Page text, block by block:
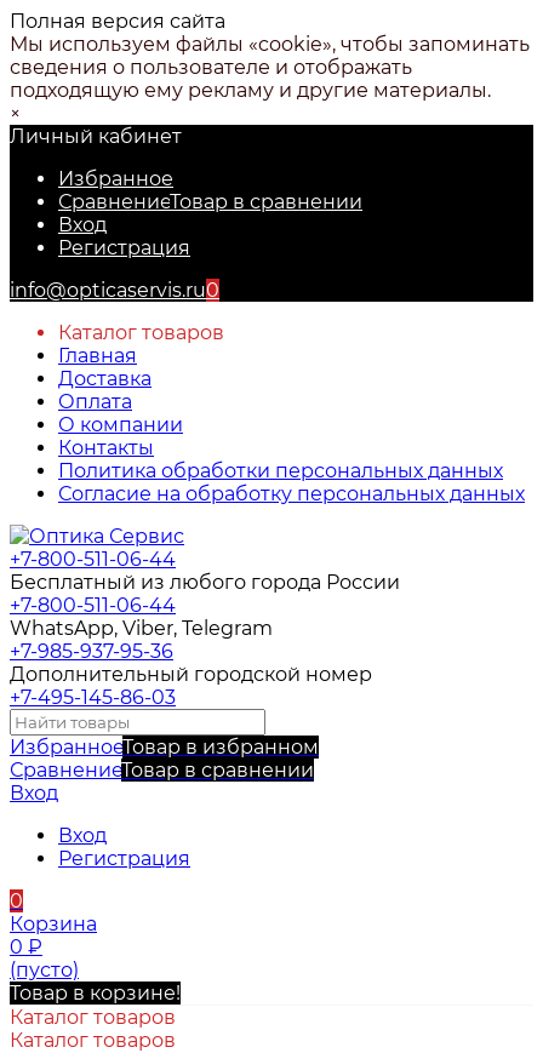
Полная версия сайта
Мы используем файлы «cookie», чтобы запоминать
сведения о пользователе и отображать
подходящую ему рекламу и другие материалы.
×
Личный кабинет
Избранное
СравнениеТовар в сравнении
Вход
Регистрация
info@opticaservis.ru0
Каталог товаров
Главная
Доставка
Оплата
О компании
Контакты
Политика обработки персональных данных
Согласие на обработку персональных данных
+7-800-511-06-44
Бесплатный из любого города России
+7-800-511-06-44
WhatsApp, Viber, Telegram
+7-985-937-95-36
Дополнительный городской номер
+7-495-145-86-03
ИзбранноеТовар в избранном
СравнениеТовар в сравнении
Вход
Вход
Регистрация
0
Корзина
0 ₽
(пусто)
Товар в корзине!
Каталог товаров
Каталог товаров